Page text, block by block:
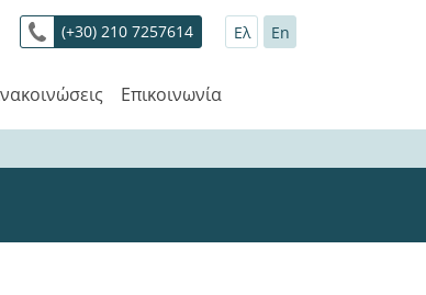
(+30) 210 7257614 Ελ En
Επικοινωνία